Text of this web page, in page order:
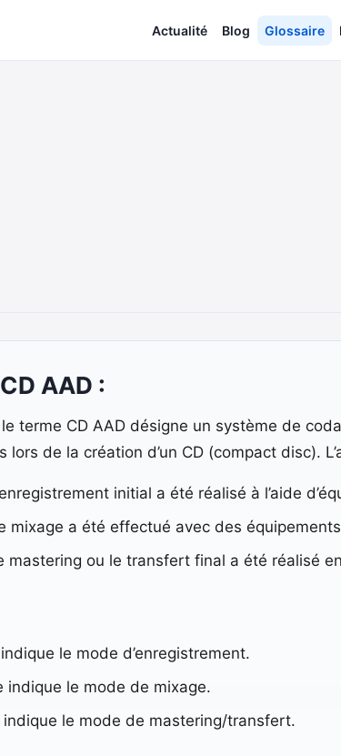
Actualité Blog Glossaire
AAD :
terme CD AAD désigne un système de
lors de la création d’un CD (compact disc).
initial a été réalisé à l’aide
mixage a été effectué avec des
mastering ou le transfert final a été réalisé
le mode d’enregistrement.
indique le mode de mixage.
le mode de mastering/transfert.